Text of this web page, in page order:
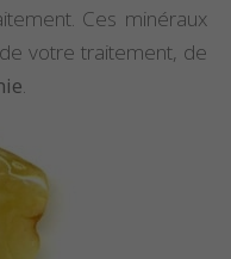
Ces minéraux
votre traitement, de
.